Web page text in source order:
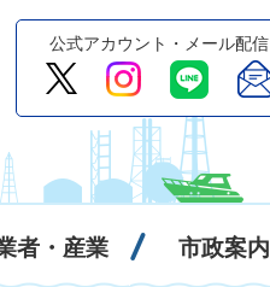
公式アカウント・メール配信
者・産業 市政案内